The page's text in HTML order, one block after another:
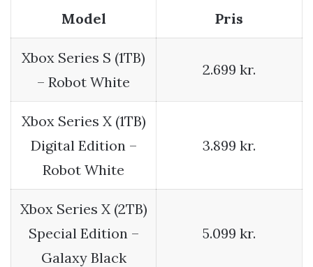
Model Pris
Xbox Series S (1TB)
– Robot White
2.699 kr.
Xbox Series X (1TB)
Digital Edition –
Robot White
3.899 kr.
Xbox Series X (2TB)
Special Edition –
Galaxy Black
5.099 kr.